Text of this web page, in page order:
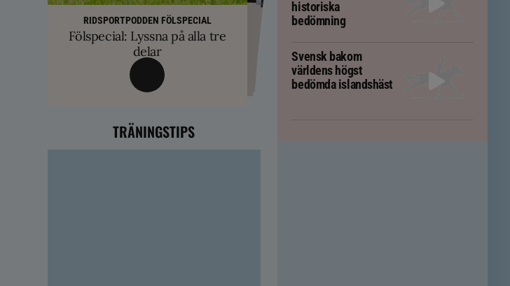
RIDSPORTPODDEN FÖLSPECIAL
Fölspecial: Lyssna på alla tre
delar
TRÄNINGSTIPS
Balans och lösgjordhet krävs för att
övervinna travtakt i tölten
HÄSTÄGARTIPS
Färre hältor vid lösdrift – men kan
ge nya problem
SM-finalist till Tyskland och
exklusiva betäckningar
TRÄNINGSTIPS
historiska
bedömning
Svensk bakom
världens högst
bedömda islandshäst